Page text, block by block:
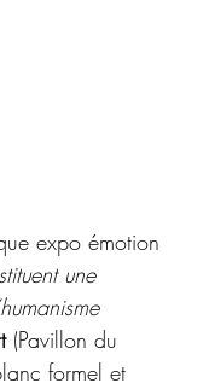
expo émotion
une
(Pavillon du
formel et